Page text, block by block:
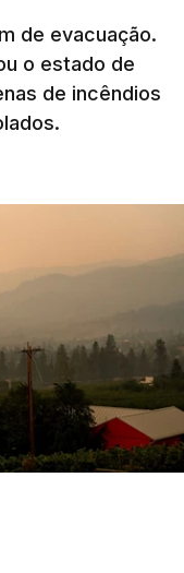
de evacuação.
o estado de
de incêndios